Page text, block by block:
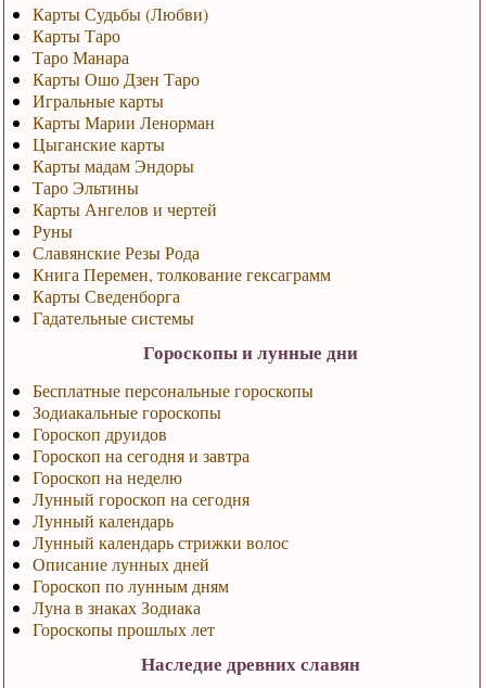
Карты Судьбы (Любви)
Карты Таро
Таро Манара
Карты Ошо Дзен Таро
Игральные карты
Карты Марии Ленорман
Цыганские карты
Карты мадам Эндоры
Таро Эльтины
Карты Ангелов и чертей
Руны
Славянские Резы Рода
Книга Перемен, толкование гексаграмм
Карты Сведенборга
Гадательные системы
Гороскопы и лунные дни
Бесплатные персональные гороскопы
Зодиакальные гороскопы
Гороскоп друидов
Гороскоп на сегодня и завтра
Гороскоп на неделю
Лунный гороскоп на сегодня
Лунный календарь
Лунный календарь стрижки волос
Описание лунных дней
Гороскоп по лунным дням
Луна в знаках Зодиака
Гороскопы прошлых лет
Наследие древних славян